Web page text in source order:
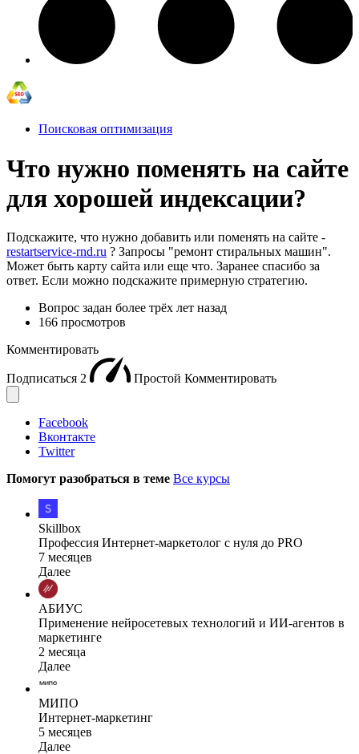
Поисковая оптимизация
Что нужно поменять на сайте
для хорошей индексации?
Подскажите, что нужно добавить или поменять на сайте -
restartservice-rnd.ru ? Запросы "ремонт стиральных машин".
Может быть карту сайта или еще что. Заранее спасибо за
ответ. Если можно подскажите примерную стратегию.
Вопрос задан более трёх лет назад
166 просмотров
Комментировать
Подписаться 2 Простой Комментировать
Facebook
Вконтакте
Twitter
Помогут разобраться в теме Все курсы
Skillbox
Профессия Интернет-маркетолог с нуля до PRO
7 месяцев
Далее
АБИУС
Применение нейросетевых технологий и ИИ-агентов в
маркетинге
2 месяца
Далее
МИПО
Интернет-маркетинг
5 месяцев
Далее